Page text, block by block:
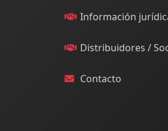
Información
Distribuidores /
Contacto